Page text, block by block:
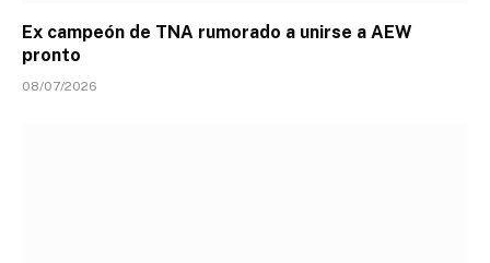
Ex campeón de TNA rumorado a unirse a AEW
pronto
08/07/2026